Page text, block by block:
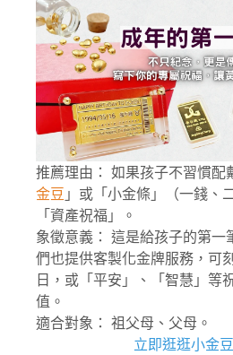
推薦理由： 如果孩子不習慣配
金豆 」或「小金條」（一錢、
「資產祝福」。
象徵意義： 這是給孩子的第一
們也提供客製化金牌服務，可
日，或「平安」、「智慧」等
值。
適合對象： 祖父母、父母。
立即逛逛小金